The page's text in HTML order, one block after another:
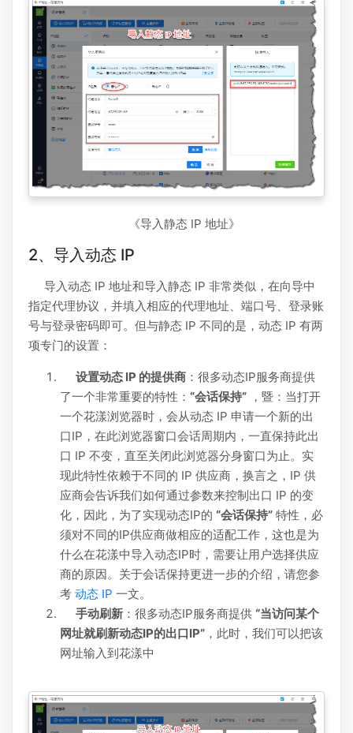
《导入静态 IP 地址》
2、导入动态 IP
导入动态 IP 地址和导入静态 IP 非常类似，在向导中
指定代理协议，并填入相应的代理地址、端口号、登录账
号与登录密码即可。但与静态 IP 不同的是，动态 IP 有两
项专门的设置：
设置动态 IP 的提供商 ：很多动态IP服务商提供
了一个非常重要的特性： “会话保持” ，暨：当打开
一个花漾浏览器时，会从动态 IP 申请一个新的出
口IP，在此浏览器窗口会话周期内，一直保持此出
口 IP 不变，直至关闭此浏览器分身窗口为止。实
现此特性依赖于不同的 IP 供应商，换言之，IP 供
应商会告诉我们如何通过参数来控制出口 IP 的变
化，因此，为了实现动态IP的 “会话保持” 特性，必
须对不同的IP供应商做相应的适配工作，这也是为
什么在花漾中导入动态IP时，需要让用户选择供应
商的原因。关于会话保持更进一步的介绍，请您参
考 动态 IP 一文。
手动刷新 ：很多动态IP服务商提供 “当访问某个
网址就刷新动态IP的出口IP” ，此时，我们可以把该
网址输入到花漾中